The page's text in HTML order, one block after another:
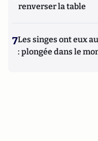
renverser la table
7Les singes ont eux
: plongée dans le